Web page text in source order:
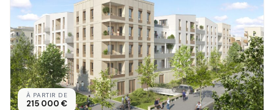
À PARTIR DE
215 000 €